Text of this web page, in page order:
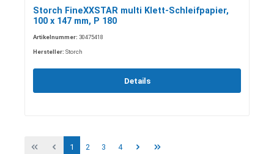
Storch FineXXSTAR multi Klett-Schleifpapier,
100 x 147 mm, P 180
Artikelnummer: 30475418
Hersteller: Storch
Details
1 2 3 4